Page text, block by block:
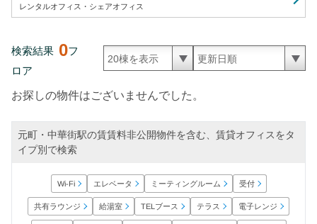
レンタルオフィス・シェアオフィス
検索結果 0フ
ロア
お探しの物件はございませんでした。
元町・中華街駅の賃賃料非公開物件を含む、賃貸オフィスをタ
イプ別で検索
Wi-Fi エレベータ ミーティングルーム 受付
共有ラウンジ 給湯室 TELブース テラス 電子レンジ